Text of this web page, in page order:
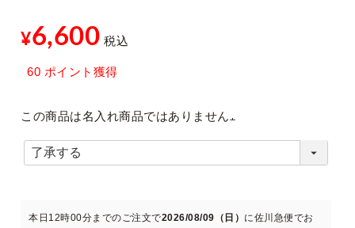
¥6,600 税込
60 ポイント獲得
この商品は名入れ商品ではありません
)
本日 12時00分までのご注文で2026/08/09（日） に佐川急便でお